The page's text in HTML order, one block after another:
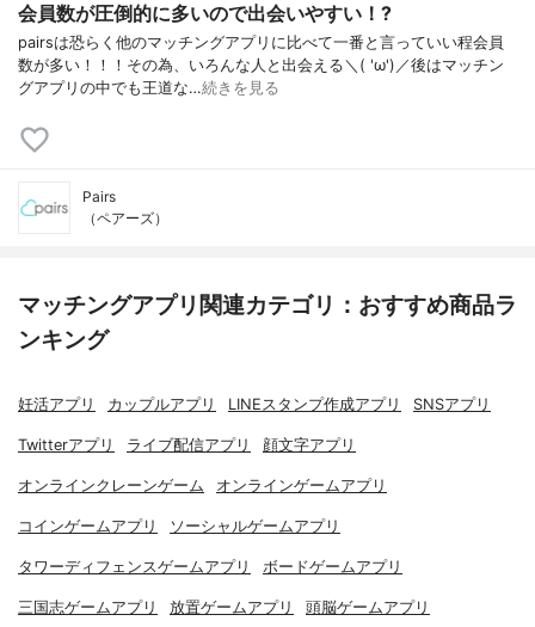
会員数が圧倒的に多いので出会いやすい！?
pairsは恐らく他のマッチングアプリに比べて一番と言っていい程会員
数が多い！！！その為、いろんな人と出会える＼( 'ω')／後はマッチン
グアプリの中でも王道な…続きを見る
Pairs
（ペアーズ）
マッチングアプリ関連カテゴリ：おすすめ商品ラ
ンキング
妊活アプリ カップルアプリ LINEスタンプ作成アプリ SNSアプリ
Twitterアプリ ライブ配信アプリ 顔文字アプリ
オンラインクレーンゲーム オンラインゲームアプリ
コインゲームアプリ ソーシャルゲームアプリ
タワーディフェンスゲームアプリ ボードゲームアプリ
三国志ゲームアプリ 放置ゲームアプリ 頭脳ゲームアプリ